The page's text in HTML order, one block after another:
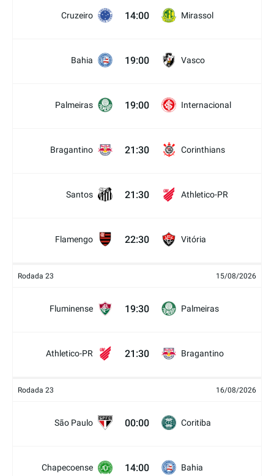
Cruzeiro 14:00 Mirassol
Bahia 19:00 Vasco
Palmeiras 19:00 Internacional
Bragantino 21:30 Corinthians
Santos 21:30 Athletico-PR
Flamengo 22:30 Vitória
Rodada 23 15/08/2026
Fluminense 19:30 Palmeiras
Athletico-PR 21:30 Bragantino
Rodada 23 16/08/2026
São Paulo 00:00 Coritiba
Chapecoense 14:00 Bahia